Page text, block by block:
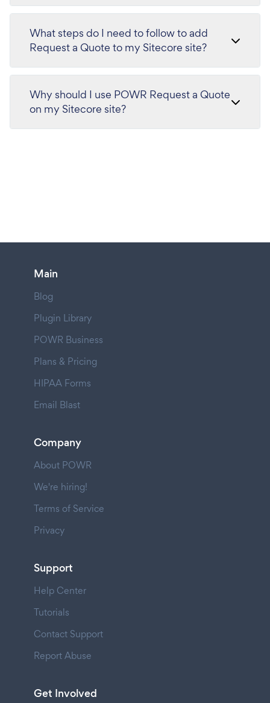
What steps do I need to follow to add
Request a Quote to my Sitecore site?
Why should I use POWR Request a Quote
on my Sitecore site?
Main
Blog
Plugin Library
POWR Business
Plans & Pricing
HIPAA Forms
Email Blast
Company
About POWR
We're hiring!
Terms of Service
Privacy
Support
Help Center
Tutorials
Contact Support
Report Abuse
Get Involved